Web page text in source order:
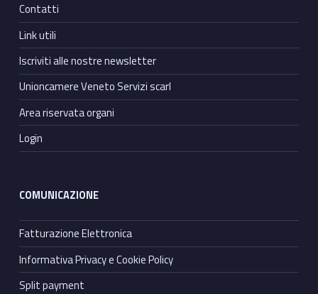
Contatti
Link utili
Iscriviti alle nostre newsletter
Unioncamere Veneto Servizi scarl
Area riservata organi
Login
COMUNICAZIONE
Fatturazione Elettronica
Informativa Privacy e Cookie Policy
Split payment